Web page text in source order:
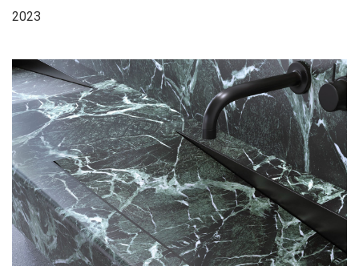
2023